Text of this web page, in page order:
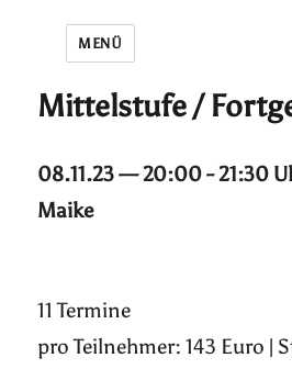
MENÜ
Mittelstufe /
08.11.23 — 20:00 - 21:30
Maike
11 Termine
pro Teilnehmer: 143 Euro |